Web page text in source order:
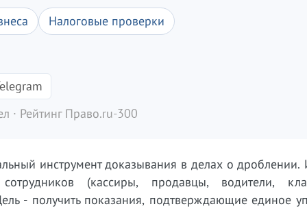
Налоговые проверки
· Рейтинг Право.ru-300
инструмент доказывания в делах о дроблении.
(кассиры, продавцы, водители,
- получить показания, подтверждающие единое